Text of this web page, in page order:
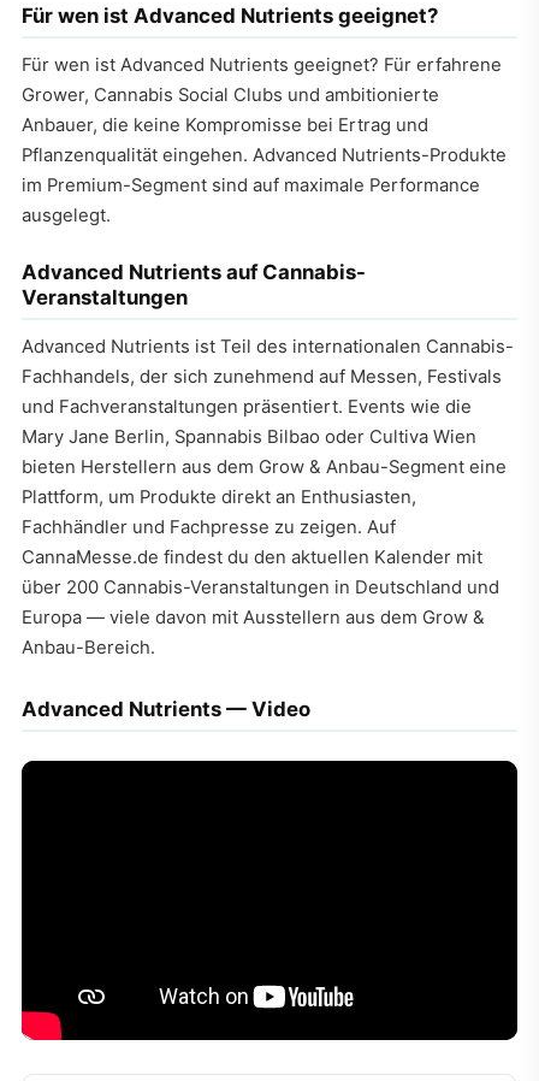
Für wen ist Advanced Nutrients geeignet?
Für wen ist Advanced Nutrients geeignet? Für erfahrene
Grower, Cannabis Social Clubs und ambitionierte
Anbauer, die keine Kompromisse bei Ertrag und
Pflanzenqualität eingehen. Advanced Nutrients-Produkte
im Premium-Segment sind auf maximale Performance
ausgelegt.
Advanced Nutrients auf Cannabis-
Veranstaltungen
Advanced Nutrients ist Teil des internationalen Cannabis-
Fachhandels, der sich zunehmend auf Messen, Festivals
und Fachveranstaltungen präsentiert. Events wie die
Mary Jane Berlin, Spannabis Bilbao oder Cultiva Wien
bieten Herstellern aus dem Grow & Anbau-Segment eine
Plattform, um Produkte direkt an Enthusiasten,
Fachhändler und Fachpresse zu zeigen. Auf
CannaMesse.de findest du den aktuellen Kalender mit
über 200 Cannabis-Veranstaltungen in Deutschland und
Europa — viele davon mit Ausstellern aus dem Grow &
Anbau-Bereich.
Advanced Nutrients — Video